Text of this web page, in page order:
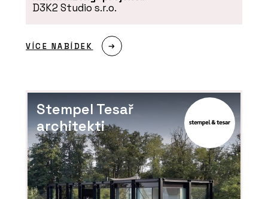
D3K2 Studio s.r.o.
VÍCE NABÍDEK
Stempel Tesař
architekti